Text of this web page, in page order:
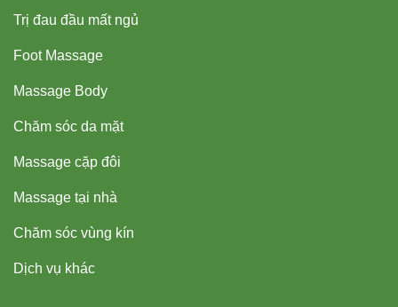
Trị đau đầu mất ngủ
Foot Massage
Massage Body
Chăm sóc da mặt
Massage cặp đôi
Massage tại nhà
Chăm sóc vùng kín
Dịch vụ khác